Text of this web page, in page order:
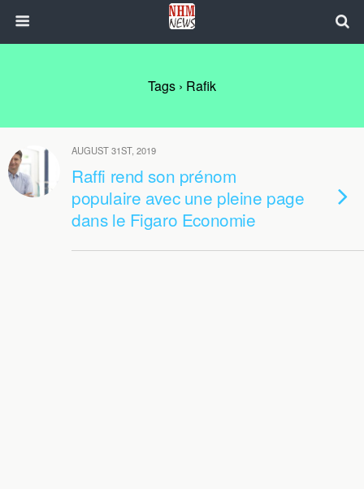
Tags › Rafik
AUGUST 31ST, 2019
Raffi rend son prénom
populaire avec une pleine page
dans le Figaro Economie